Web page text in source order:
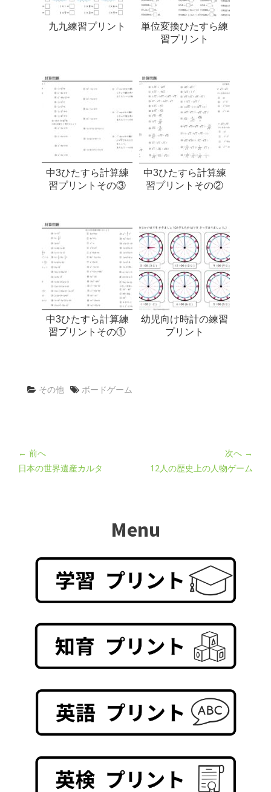
九九練習プリント
単位変換ひたすら練
習プリント
中3ひたすら計算練
習プリントその③
中3ひたすら計算練
習プリントその②
中3ひたすら計算練
習プリントその①
幼児向け時計の練習
プリント
その他 ボードゲーム
← 前へ
日本の世界遺産カルタ
次へ →
12人の歴史上の人物ゲーム
Menu